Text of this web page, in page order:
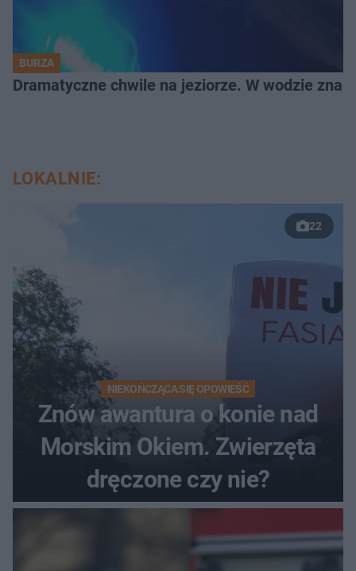
BURZA
Dramatyczne chwile na jeziorze. W wodzie
LOKALNIE:
22
NIEKOŃCZĄCA SIĘ OPOWIEŚĆ
Znów awantura o konie nad
Morskim Okiem. Zwierzęta
dręczone czy nie?